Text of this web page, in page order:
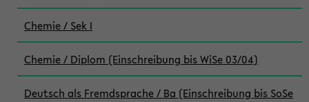
Chemie / Sek I
Chemie / Diplom (Einschreibung bis WiSe 03/04)
Deutsch als Fremdsprache / Ba (Einschreibung bis SoSe